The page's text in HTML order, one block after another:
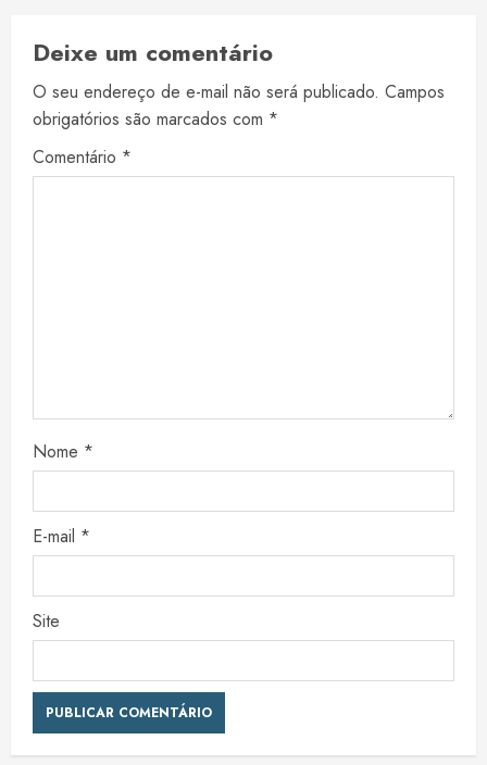
Deixe um comentário
O seu endereço de e-mail não será publicado. Campos
obrigatórios são marcados com *
Comentário *
Nome *
E-mail *
Site